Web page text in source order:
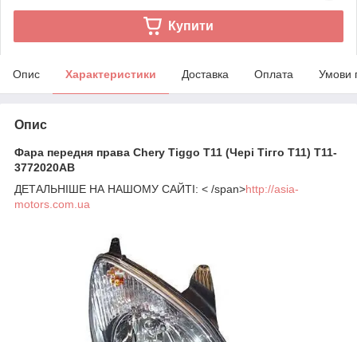
Купити
Опис Характеристики Доставка Оплата Умови
Опис
Фара передня права Chery Tiggo T11 (Чері Тігго Т11) T11-
3772020AB
ДЕТАЛЬНІШЕ НА НАШОМУ САЙТІ: < /span>http://asia-
motors.com.ua